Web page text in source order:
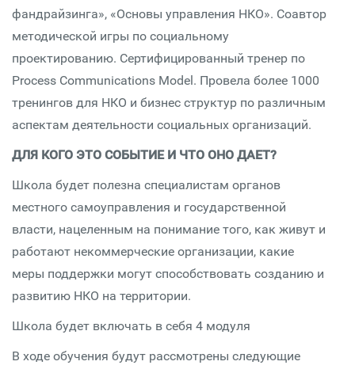
фандрайзинга», «Основы управления НКО». Соавтор
методической игры по социальному
проектированию. Сертифицированный тренер по
Process Communications Model. Провела более 1000
тренингов для НКО и бизнес структур по различным
аспектам деятельности социальных организаций.
ДЛЯ КОГО ЭТО СОБЫТИЕ И ЧТО ОНО ДАЕТ?
Школа будет полезна специалистам органов
местного самоуправления и государственной
власти, нацеленным на понимание того, как живут и
работают некоммерческие организации, какие
меры поддержки могут способствовать созданию и
развитию НКО на территории.
Школа будет включать в себя 4 модуля
В ходе обучения будут рассмотрены следующие